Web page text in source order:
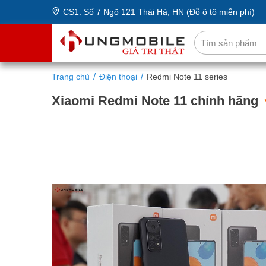
CS1: Số 7 Ngõ 121 Thái Hà, HN (Đỗ ô tô miễn phí)
Trang chủ Điện thoại Redmi Note 11 series
Xiaomi Redmi Note 11 chính hãng